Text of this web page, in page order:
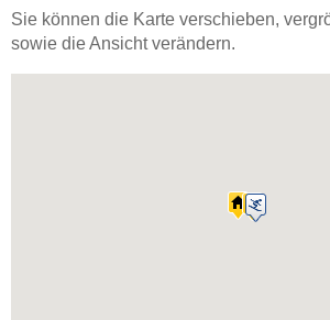
Sie können die Karte verschieben,
sowie die Ansicht verändern.